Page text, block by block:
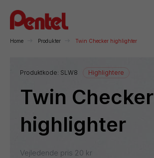
Danmark
Sverige
Home Produkter Twin Checker highlighter
Produktkode: SLW8 Highlightere
Twin Checker
highlighter
Vejledende pris 20 kr